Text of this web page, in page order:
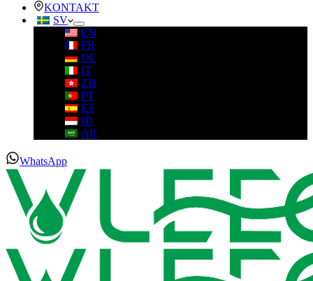
KONTAKT
SV
EN
FR
DE
IT
ZH
PT
ES
ID
AR
WhatsApp